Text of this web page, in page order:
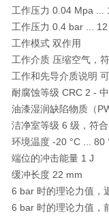
工作压力 0.04 Mpa ...
工作压力 0.4 bar ...
工作模式 双作用
工作介质 压缩空气，
工作和先导介质说明
耐腐蚀等级 CRC 2 -
油漆湿润缺陷物质（
洁净室等级 6 级，符
环境温度 -20 °C ... 80
端位的冲击能量 1 J
缓冲长度 22 mm
6 bar 时的理论力值，
6 bar 时的理论力值，